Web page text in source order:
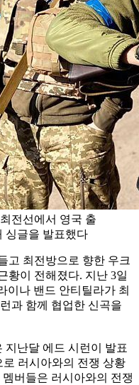
전선에서 영국 출
싱글을 발표했다
고 최전방으로 향한 우크
황이 전해졌다. 지난 3일
이나 밴드 안티틸라가 최
과 함께 협업한 신곡을
지난달 에드 시런이 발표
로 러시아와의 전쟁 상황
버들은 러시아와의 전쟁